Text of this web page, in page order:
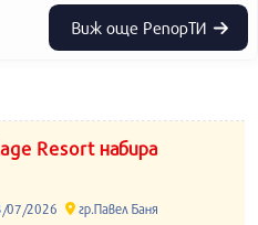
Виж още РепорТИ
Resort набира
07/2026 гр.Павел Баня